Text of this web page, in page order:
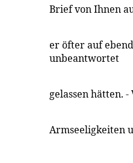
Brief von Ihnen
er öfter auf
unbeantwortet
gelassen hätten.
Armseeligkeiten